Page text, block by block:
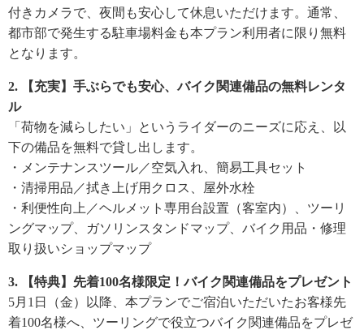
付きカメラで、夜間も安心して休息いただけます。通常、
都市部で発生する駐車場料金も本プラン利用者に限り無料
となります。
2. 【充実】手ぶらでも安心、バイク関連備品の無料レンタ
ル
「荷物を減らしたい」というライダーのニーズに応え、以
下の備品を無料で貸し出します。
・メンテナンスツール／空気入れ、簡易工具セット
・清掃用品／拭き上げ用クロス、屋外水栓
・利便性向上／ヘルメット専用台設置（客室内）、ツーリ
ングマップ、ガソリンスタンドマップ、バイク用品・修理
取り扱いショップマップ
3. 【特典】先着100名様限定！バイク関連備品をプレゼント
5月1日（金）以降、本プランでご宿泊いただいたお客様先
着100名様へ、ツーリングで役立つバイク関連備品をプレゼ